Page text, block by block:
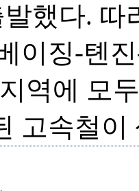
했다. 따
이징-톈
역에 모
고속철이